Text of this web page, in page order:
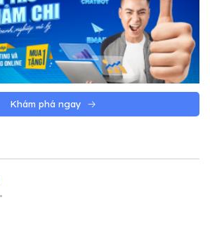
Khám phá ngay